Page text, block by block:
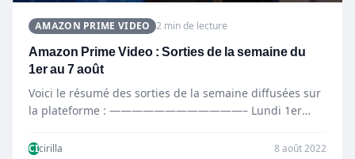
AMAZON PRIME VIDEO 2 min de lecture
Amazon Prime Video : Sorties de la semaine du
1er au 7 août
Voici le résumé des sorties de la semaine diffusées sur
la plateforme : ————————————– Lundi 1er
CIcirilla 8 août 2022